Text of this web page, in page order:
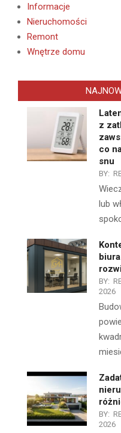
Informacje
Nieruchomości
Remont
Wnętrze domu
z
co
snu
BY:
lub
BY:
2026
BY:
2026